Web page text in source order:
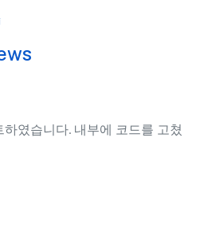
였습니다. 내부에 코드를 고쳤